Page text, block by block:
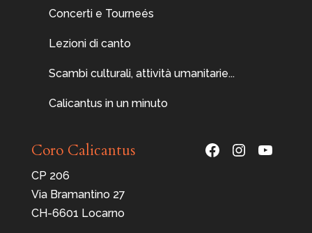
Concerti e Tourneés
Lezioni di canto
Scambi culturali, attività umanitarie...
Calicantus in un minuto
Coro Calicantus
CP 206
Via Bramantino 27
CH-6601 Locarno
Facebook
Instagram